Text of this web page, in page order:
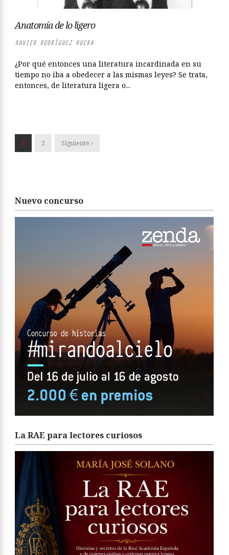
Anatomía de lo ligero
XAVIER RODRÍGUEZ RUERA
¿Por qué entonces una literatura incardinada en su
tiempo no iba a obedecer a las mismas leyes? Se trata,
entonces, de literatura ligera o...
1 2 Siguiente ›
Nuevo concurso
La RAE para lectores curiosos